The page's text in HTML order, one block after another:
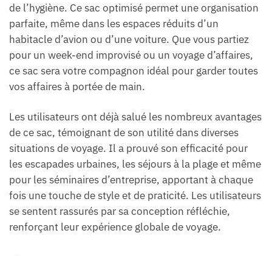
de l’hygiène. Ce sac optimisé permet une organisation
parfaite, même dans les espaces réduits d’un
habitacle d’avion ou d’une voiture. Que vous partiez
pour un week-end improvisé ou un voyage d’affaires,
ce sac sera votre compagnon idéal pour garder toutes
vos affaires à portée de main.
Les utilisateurs ont déjà salué les nombreux avantages
de ce sac, témoignant de son utilité dans diverses
situations de voyage. Il a prouvé son efficacité pour
les escapades urbaines, les séjours à la plage et même
pour les séminaires d’entreprise, apportant à chaque
fois une touche de style et de praticité. Les utilisateurs
se sentent rassurés par sa conception réfléchie,
renforçant leur expérience globale de voyage.